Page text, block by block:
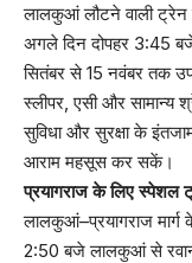
लालकुआं लौटने वाली
अगले दिन दोपहर 3:45
सितंबर से 15 नवंबर तक
स्लीपर, एसी और सामान्य
सुविधा और सुरक्षा के
आराम महसूस कर सकें।
प्रयागराज के लिए स्पेशल
लालकुआं–प्रयागराज मार्ग
2:50 बजे लालकुआं से